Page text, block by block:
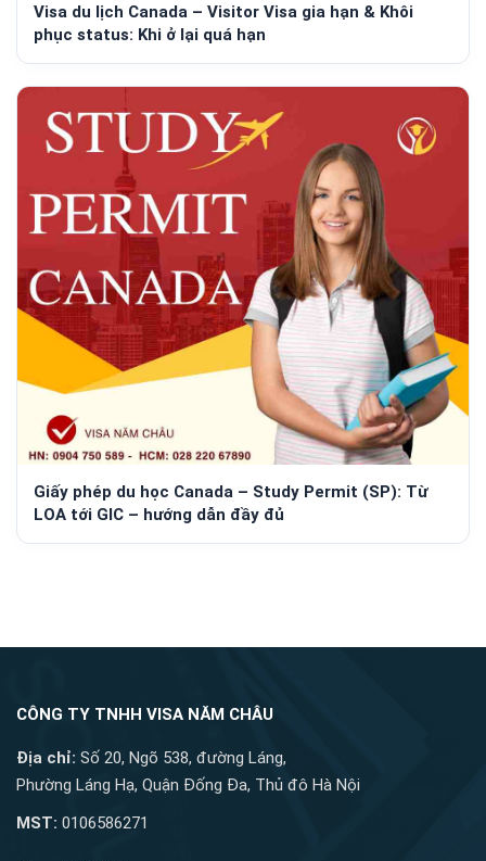
Visa du lịch Canada – Visitor Visa gia hạn & Khôi
phục status: Khi ở lại quá hạn
Giấy phép du học Canada – Study Permit (SP): Từ
LOA tới GIC – hướng dẫn đầy đủ
CÔNG TY TNHH VISA NĂM CHÂU
Địa chỉ: Số 20, Ngõ 538, đường Láng,
Phường Láng Hạ, Quận Đống Đa, Thủ đô Hà Nội
MST: 0106586271